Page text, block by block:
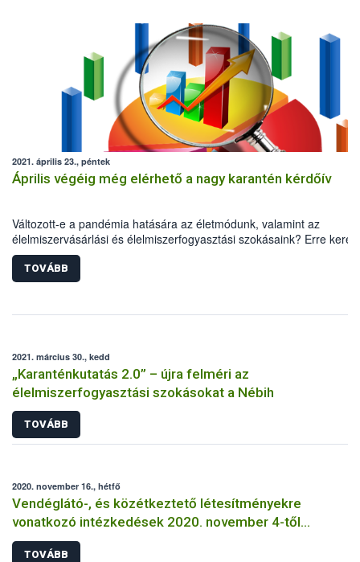
első hullám idején tapasztalt sokkhatás elmúlt, ugyanakkor a
megőrizte az elővigyázatosságát, és vannak olyan szokások,
hosszú távon is velünk maradnak.
2021. április 23., péntek
Április végéig még elérhető a nagy karantén kérdőív
Változott-e a pandémia hatására az életmódunk, valamint az
élelmiszervásárlási és élelmiszerfogyasztási szokásaink? Erre keresi
idén is a választ a Nébih, a Debreceni Egyetem, valamint a TÉT
közös kutatása. A nagy karantén kérdőív április végéig még
minél pontosabb kép kialakításához ugyanis elengedhetetlen a
TOVÁBB
2021. március 30., kedd
„Karanténkutatás 2.0” – újra felméri az
élelmiszerfogyasztási szokásokat a Nébih
TOVÁBB
2020. november 16., hétfő
Vendéglátó-, és közétkeztető létesítményekre
vonatkozó intézkedések 2020. november 4-től
visszavonásig
TOVÁBB